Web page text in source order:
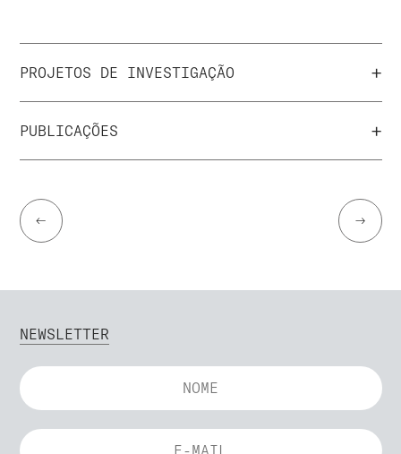
PROJETOS DE INVESTIGAÇÃO +
PUBLICAÇÕES +
← →
NEWSLETTER